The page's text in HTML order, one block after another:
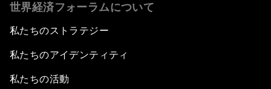
世界経済フォーラムについて
私たちのストラテジー
私たちのアイデンティティ
私たちの活動